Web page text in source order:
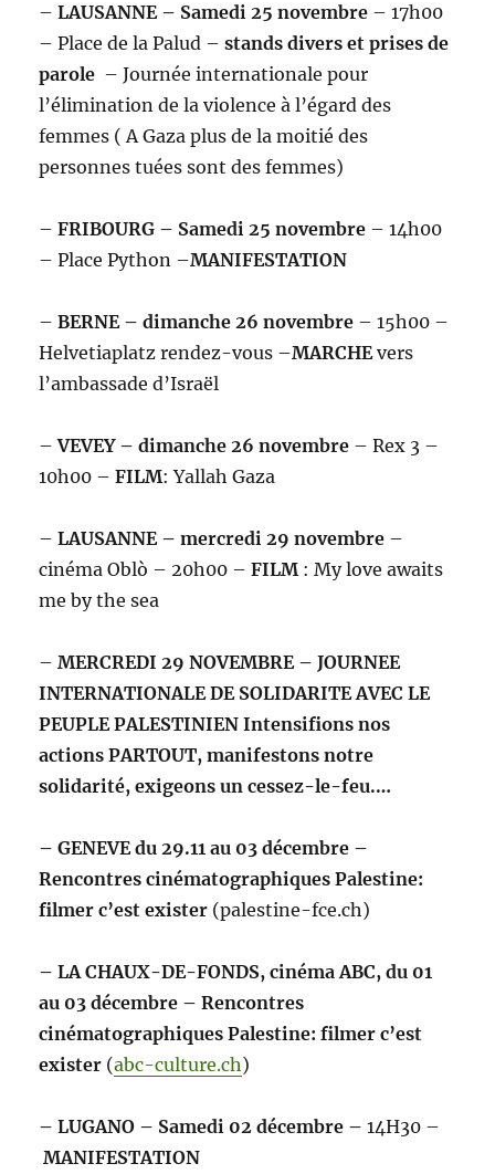
–LAUSANNE – Samedi 25 novembre – 17h00
– Place de la Palud –stands divers et prises de
parole – Journée internationale pour
l’élimination de la violence à l’égard des
femmes ( A Gaza plus de la moitié des
personnes tuées sont des femmes)
–FRIBOURG – Samedi 25 novembre – 14h00
– Place Python –MANIFESTATION
–BERNE – dimanche 26 novembre – 15h00 –
Helvetiaplatz rendez-vous –MARCHEvers
l’ambassade d’Israël
–VEVEY – dimanche 26 novembre – Rex 3 –
10h00 –FILM: Yallah Gaza
–LAUSANNE – mercredi 29 novembre –
cinéma Oblò – 20h00 –FILM: My love awaits
me by the sea
–MERCREDI 29 NOVEMBRE – JOURNEE
INTERNATIONALE DE SOLIDARITE AVEC LE
PEUPLE PALESTINIEN Intensifions nos
actions PARTOUT, manifestons notre
solidarité, exigeons un cessez-le-feu.…
– GENEVE du 29.11 au 03 décembre –
Rencontres cinématographiques Palestine:
filmer c’est exister (palestine-fce.ch)
– LA CHAUX-DE-FONDS, cinéma ABC, du 01
au 03 décembre – Rencontres
cinématographiques Palestine: filmer c’est
exister (abc-culture.ch)
– LUGANO – Samedi 02 décembre –14H30 –
MANIFESTATION